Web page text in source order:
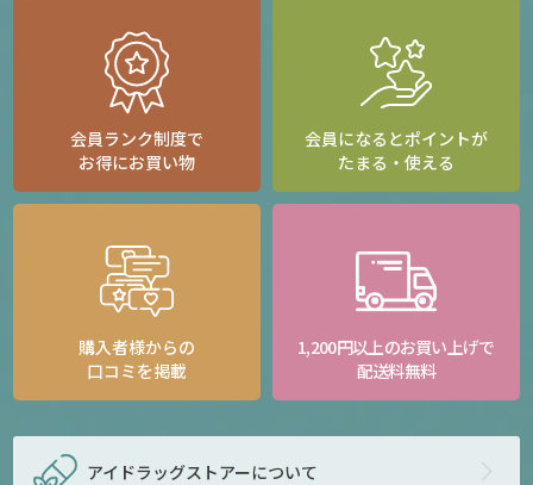
会員ランク制度で
お得にお買い物
会員になるとポイントが
たまる・使える
購入者様からの
口コミを掲載
1,200円以上のお買い上げで
配送料無料
アイドラッグストアーについて